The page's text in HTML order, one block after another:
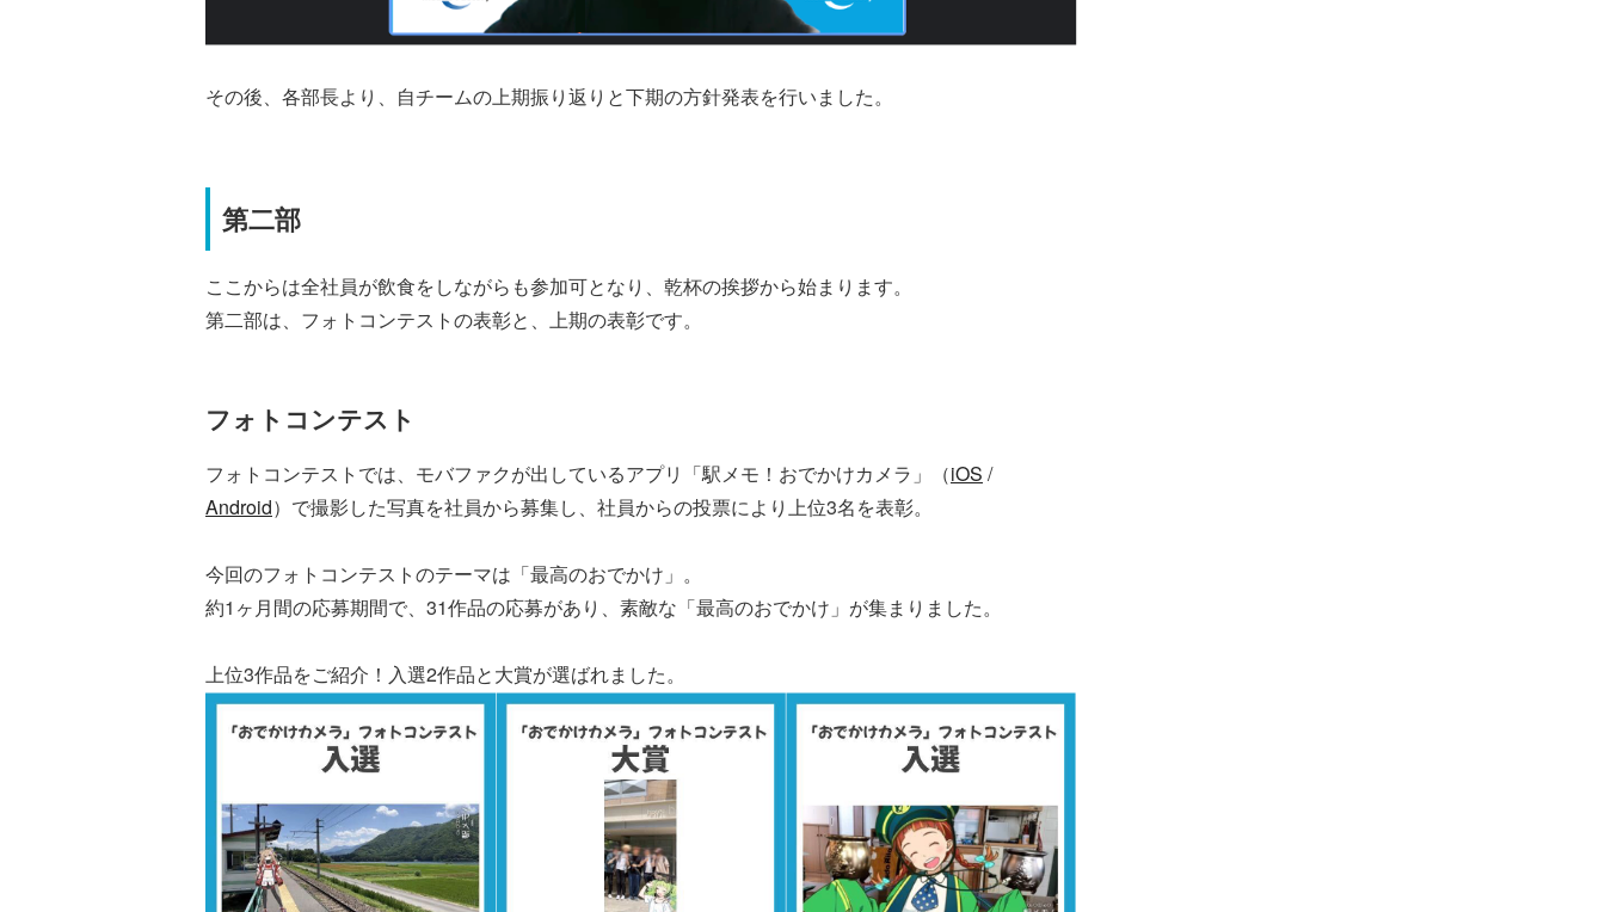
その後、各部長より、自チームの上期振り返りと下期の方針発表を行いました。
第二部
ここからは全社員が飲食をしながらも参加可となり、乾杯の挨拶から始まります。
第二部は、フォトコンテストの表彰と、上期の表彰です。
フォトコンテスト
フォトコンテストでは、モバファクが出しているアプリ「駅メモ！おでかけカメラ」（iOS /
Android）で撮影した写真を社員から募集し、社員からの投票により上位3名を表彰。
今回のフォトコンテストのテーマは「最高のおでかけ」。
約1ヶ月間の応募期間で、31作品の応募があり、素敵な「最高のおでかけ」が集まりました。
上位3作品をご紹介！入選2作品と大賞が選ばれました。